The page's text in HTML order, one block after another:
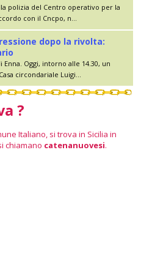
polizia del Centro operativo per la
con il Cncpo, n...
dopo la rivolta:
Oggi, intorno alle 14.30, un
circondariale Luigi...
?
Italiano, si trova in Sicilia in
chiamano catenanuovesi.